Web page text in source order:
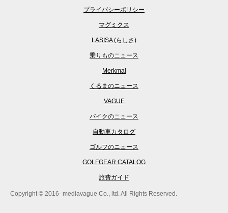
プライバシーポリシー
マグミクス
LASISA (らしさ)
乗りものニュース
Merkmal
くるまのニュース
VAGUE
バイクのニュース
自動車カタログ
ゴルフのニュース
GOLFGEAR CATALOG
旅費ガイド
Copyright © 2016- mediavague Co., ltd. All Rights Reserved.